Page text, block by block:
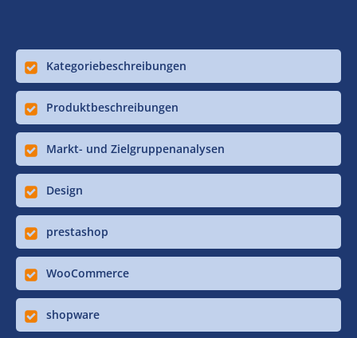
Kategoriebeschreibungen
Produktbeschreibungen
Markt- und Zielgruppenanalysen
Design
prestashop
WooCommerce
shopware